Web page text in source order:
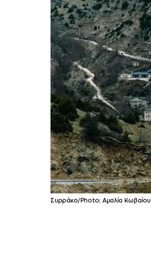
Συρράκο/Photo: Αμαλία Κωβαίου